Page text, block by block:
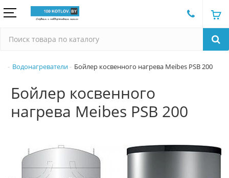
Водонагреватели Бойлер косвенного нагрева Meibes PSB 200
Бойлер косвенного
нагрева Meibes PSB 200